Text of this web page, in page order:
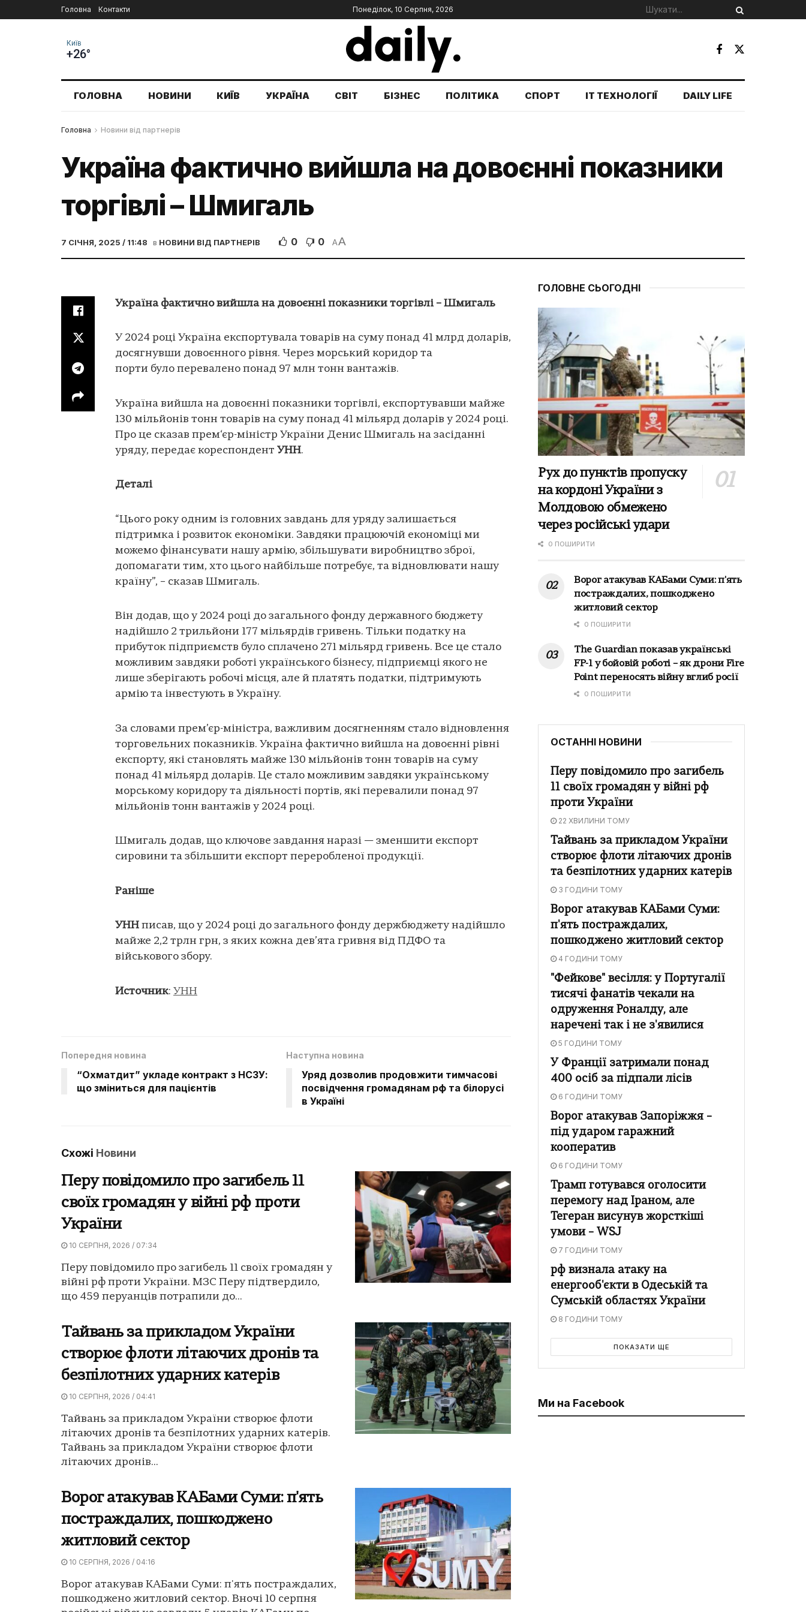
Головна Контакти Понеділок, 10 Серпня, 2026
Київ
+26°
ГОЛОВНА НОВИНИ КИЇВ УКРАЇНА СВІТ БІЗНЕС ПОЛІТИКА СПОРТ IT ТЕХНОЛОГІЇ DAILY LIFE
Головна Новини від партнерів
Україна фактично вийшла на довоєнні показники
торгівлі – Шмигаль
7 СІЧНЯ, 2025 / 11:48 в НОВИНИ ВІД ПАРТНЕРІВ 0 0 AA
Україна фактично вийшла на довоєнні показники торгівлі – Шмигаль
У 2024 році Україна експортувала товарів на суму понад 41 млрд доларів,
досягнувши довоєнного рівня. Через морський коридор та
порти було перевалено понад 97 млн тонн вантажів.
Україна вийшла на довоєнні показники торгівлі, експортувавши майже
130 мільйонів тонн товарів на суму понад 41 мільярд доларів у 2024 році.
Про це сказав прем‘єр-міністр України Денис Шмигаль на засіданні
уряду, передає кореспондент УНН.
Деталі
“Цього року одним із головних завдань для уряду залишається
підтримка і розвиток економіки. Завдяки працюючій економіці ми
можемо фінансувати нашу армію, збільшувати виробництво зброї,
допомагати тим, хто цього найбільше потребує, та відновлювати нашу
країну”, – сказав Шмигаль.
Він додав, що у 2024 році до загального фонду державного бюджету
надійшло 2 трильйони 177 мільярдів гривень. Тільки податку на
прибуток підприємств було сплачено 271 мільярд гривень. Все це стало
можливим завдяки роботі українського бізнесу, підприємці якого не
лише зберігають робочі місця, але й платять податки, підтримують
армію та інвестують в Україну.
За словами прем’єр-міністра, важливим досягненням стало відновлення
торговельних показників. Україна фактично вийшла на довоєнні рівні
експорту, які становлять майже 130 мільйонів тонн товарів на суму
понад 41 мільярд доларів. Це стало можливим завдяки українському
морському коридору та діяльності портів, які перевалили понад 97
мільйонів тонн вантажів у 2024 році.
Шмигаль додав, що ключове завдання наразі — зменшити експорт
сировини та збільшити експорт переробленої продукції.
Раніше
УНН писав, що у 2024 році до загального фонду держбюджету надійшло
майже 2,2 трлн грн, з яких кожна дев’ята гривня від ПДФО та
військового збору.
Источник: УНН
Попередня новина
“Охматдит” укладе контракт з НСЗУ:
що зміниться для пацієнтів
Наступна новина
Уряд дозволив продовжити тимчасові
посвідчення громадянам рф та білорусі
в Україні
Схожі Новини
Перу повідомило про загибель 11
своїх громадян у війні рф проти
України
10 СЕРПНЯ, 2026 / 07:34
Перу повідомило про загибель 11 своїх громадян у
війні рф проти України. МЗС Перу підтвердило,
що 459 перуанців потрапили до...
Тайвань за прикладом України
створює флоти літаючих дронів та
безпілотних ударних катерів
10 СЕРПНЯ, 2026 / 04:41
Тайвань за прикладом України створює флоти
літаючих дронів та безпілотних ударних катерів.
Тайвань за прикладом України створює флоти
літаючих дронів...
Ворог атакував КАБами Суми: п'ять
постраждалих, пошкоджено
житловий сектор
10 СЕРПНЯ, 2026 / 04:16
Ворог атакував КАБами Суми: п'ять постраждалих,
пошкоджено житловий сектор. Вночі 10 серпня
ГОЛОВНЕ СЬОГОДНІ
Рух до пунктів пропуску
на кордоні України з
Молдовою обмежено
через російські удари
0 ПОШИРИТИ
Ворог атакував КАБами Суми: п'ять
постраждалих, пошкоджено
житловий сектор
0 ПОШИРИТИ
The Guardian показав українські
FP-1 у бойовій роботі – як дрони Fire
Point переносять війну вглиб росії
0 ПОШИРИТИ
ОСТАННІ НОВИНИ
Перу повідомило про загибель
11 своїх громадян у війні рф
проти України
22 ХВИЛИНИ ТОМУ
Тайвань за прикладом України
створює флоти літаючих дронів
та безпілотних ударних катерів
3 ГОДИНИ ТОМУ
Ворог атакував КАБами Суми:
п'ять постраждалих,
пошкоджено житловий сектор
4 ГОДИНИ ТОМУ
"Фейкове" весілля: у Португалії
тисячі фанатів чекали на
одруження Роналду, але
наречені так і не з'явилися
5 ГОДИНИ ТОМУ
У Франції затримали понад
400 осіб за підпали лісів
6 ГОДИНИ ТОМУ
Ворог атакував Запоріжжя –
під ударом гаражний
кооператив
6 ГОДИНИ ТОМУ
Трамп готувався оголосити
перемогу над Іраном, але
Тегеран висунув жорсткіші
умови – WSJ
7 ГОДИНИ ТОМУ
рф визнала атаку на
енергооб'єкти в Одеській та
Сумській областях України
8 ГОДИНИ ТОМУ
ПОКАЗАТИ ЩЕ
Ми на Facebook